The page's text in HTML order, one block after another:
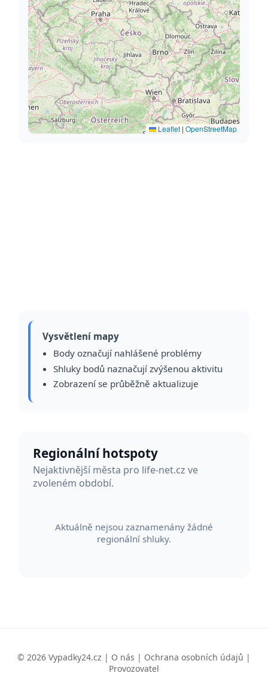
Leaflet | OpenStreetMap
Vysvětlení mapy
Body označují nahlášené problémy
Shluky bodů naznačují zvýšenou aktivitu
Zobrazení se průběžně aktualizuje
Regionální hotspoty
Nejaktivnější města pro life-net.cz ve
zvoleném období.
Aktuálně nejsou zaznamenány žádné
regionální shluky.
© 2026 Vypadky24.cz | O nás | Ochrana osobních údajů |
Provozovatel